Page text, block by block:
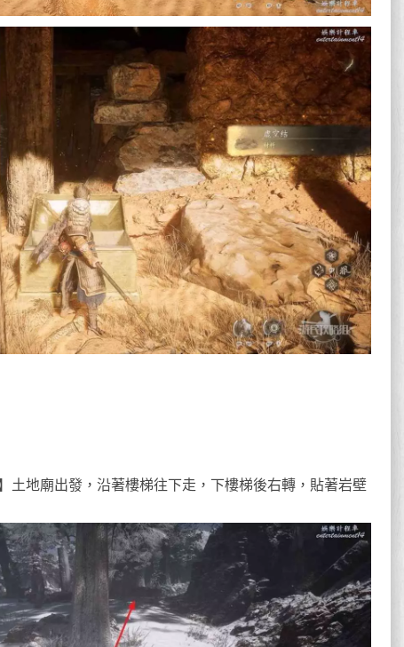
土地廟出發，沿著樓梯往下走，下樓梯後右轉，貼著岩壁